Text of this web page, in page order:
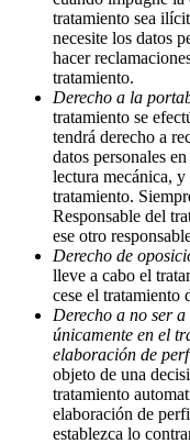
tratamiento sea
necesite los datos
hacer
tratamiento.
Derecho a la
tratamiento se
tendrá derecho a
datos personales
lectura mecánica,
tratamiento.
Responsable del
ese otro
Derecho de
lleve a cabo el
cese el tratamiento
Derecho a no ser
únicamente en el
elaboración de
objeto de una
tratamiento
elaboración de
establezca lo